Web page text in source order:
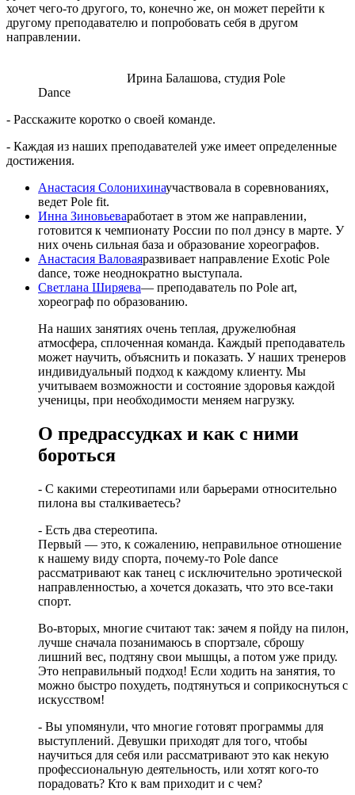
хочет чего-то другого, то, конечно же, он может перейти к
другому преподавателю и попробовать себя в другом
направлении.
Ирина Балашова, студия Pole
Dance
- Расскажите коротко о своей команде.
- Каждая из наших преподавателей уже имеет определенные
достижения.
Анастасия Солонихинаучаствовала в соревнованиях,
ведет Pole fit.
Инна Зиновьеваработает в этом же направлении,
готовится к чемпионату России по пол дэнсу в марте. У
них очень сильная база и образование хореографов.
Анастасия Валоваяразвивает направление Exotic Pole
dance, тоже неоднократно выступала.
Светлана Ширяева― преподаватель по Pole art,
хореограф по образованию.
На наших занятиях очень теплая, дружелюбная
атмосфера, сплоченная команда. Каждый преподаватель
может научить, объяснить и показать. У наших тренеров
индивидуальный подход к каждому клиенту. Мы
учитываем возможности и состояние здоровья каждой
ученицы, при необходимости меняем нагрузку.
О предрассудках и как с ними
бороться
- С какими стереотипами или барьерами относительно
пилона вы сталкиваетесь?
- Есть два стереотипа.
Первый ― это, к сожалению, неправильное отношение
к нашему виду спорта, почему-то Pole dance
рассматривают как танец с исключительно эротической
направленностью, а хочется доказать, что это все-таки
спорт.
Во-вторых, многие считают так: зачем я пойду на пилон,
лучше сначала позанимаюсь в спортзале, сброшу
лишний вес, подтяну свои мышцы, а потом уже приду.
Это неправильный подход! Если ходить на занятия, то
можно быстро похудеть, подтянуться и соприкоснуться с
искусством!
- Вы упомянули, что многие готовят программы для
выступлений. Девушки приходят для того, чтобы
научиться для себя или рассматривают это как некую
профессиональную деятельность, или хотят кого-то
порадовать? Кто к вам приходит и с чем?